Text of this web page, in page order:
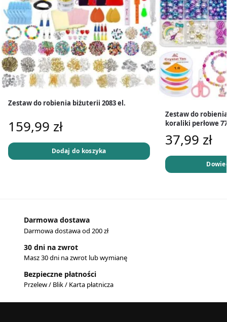
Zestaw do robienia biżuterii 2083 el.
159,99 zł
Dodaj do koszyka
Zestaw do
koraliki perłowe
37,99 zł
Darmowa dostawa
Darmowa dostawa od 200 zł
30 dni na zwrot
Masz 30 dni na zwrot lub wymianę
Bezpieczne płatności
Przelew / Blik / Karta płatnicza